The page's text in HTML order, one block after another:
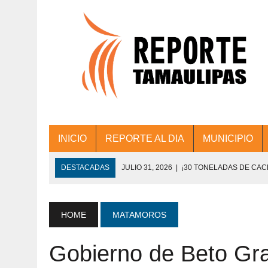
INICIO REPORTE AL DIA MUNICIPIO
DESTACADAS JULIO 31, 2026 | ¡30 TONELADAS DE
JULIO 30, 2026 | 💧🚰 ¡AGUA PARA LA COMUNIDAD!
JULIO 30, 2026 ¡TRABAJO EN EQUIPO Y RESULTADOS!
HOME MATAMOROS
Gobierno de Beto